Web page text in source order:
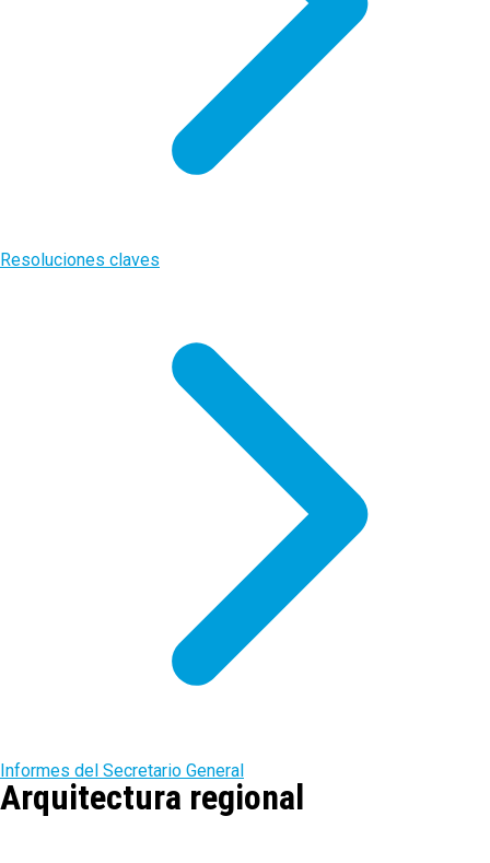
Resoluciones claves
Informes del Secretario General
Arquitectura regional